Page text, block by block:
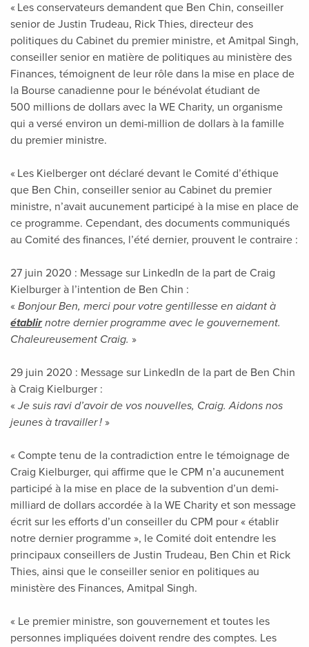
« Les conservateurs demandent que Ben Chin, conseiller
senior de Justin Trudeau, Rick Thies, directeur des
politiques du Cabinet du premier ministre, et Amitpal Singh,
conseiller senior en matière de politiques au ministère des
Finances, témoignent de leur rôle dans la mise en place de
la Bourse canadienne pour le bénévolat étudiant de
500 millions de dollars avec la WE Charity, un organisme
qui a versé environ un demi-million de dollars à la famille
du premier ministre.
« Les Kielberger ont déclaré devant le Comité d’éthique
que Ben Chin, conseiller senior au Cabinet du premier
ministre, n’avait aucunement participé à la mise en place de
ce programme. Cependant, des documents communiqués
au Comité des finances, l’été dernier, prouvent le contraire :
27 juin 2020 : Message sur LinkedIn de la part de Craig
Kielburger à l’intention de Ben Chin :
« Bonjour Ben, merci pour votre gentillesse en aidant à
établirnotre dernier programme avec le gouvernement.
Chaleureusement Craig. »
29 juin 2020 : Message sur LinkedIn de la part de Ben Chin
à Craig Kielburger :
« Je suis ravi d’avoir de vos nouvelles, Craig. Aidons nos
jeunes à travailler ! »
« Compte tenu de la contradiction entre le témoignage de
Craig Kielburger, qui affirme que le CPM n’a aucunement
participé à la mise en place de la subvention d’un demi-
milliard de dollars accordée à la WE Charity et son message
écrit sur les efforts d’un conseiller du CPM pour « établir
notre dernier programme », le Comité doit entendre les
principaux conseillers de Justin Trudeau, Ben Chin et Rick
Thies, ainsi que le conseiller senior en politiques au
ministère des Finances, Amitpal Singh.
« Le premier ministre, son gouvernement et toutes les
personnes impliquées doivent rendre des comptes. Les